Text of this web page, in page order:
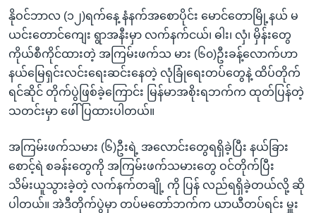
နိုဝင်ဘာလ (၁၂)ရက်နေ့ နံနက်အစောပိုင်း မောင်တောမြို့နယ် မ
ယင်းတောင်ကျေး ရွာအနီးမှာ လက်နက်ငယ်၊ ဓါး၊ လှံ၊ မှိန်းတွေ
ကိုယ်စီကိုင်ထားတဲ့ အကြမ်းဖက်သ မား (၆၀)ဦးခန့်လောက်ဟာ
နယ်မြေရှင်းလင်းရေးဆင်းနေတဲ့ လုံခြုံရေးတပ်တွေနဲ့ ထိပ်တိုက်
ရင်ဆိုင် တိုက်ပွဲဖြစ်ခဲ့ကြောင်း မြန်မာအစိုးရဘက်က ထုတ်ပြန်တဲ့
သတင်းမှာ ဖေါ်ပြထားပါတယ်။
အကြမ်းဖက်သမား (၆)ဦးရဲ့ အလောင်းတွေရရှိခဲ့ပြီး နယ်ခြား
စောင့်ရဲ စခန်းတွေကို အကြမ်းဖက်သမားတွေ ဝင်တိုက်ပြီး
သိမ်းယူသွားခဲ့တဲ့ လက်နက်တချို့ ကို ပြန် လည်ရရှိခဲ့တယ်လို့ ဆို
ပါတယ်။ အဲဒီတိုက်ပွဲမှာ တပ်မတော်ဘက်က ယာယီတပ်ရင်း မှူး